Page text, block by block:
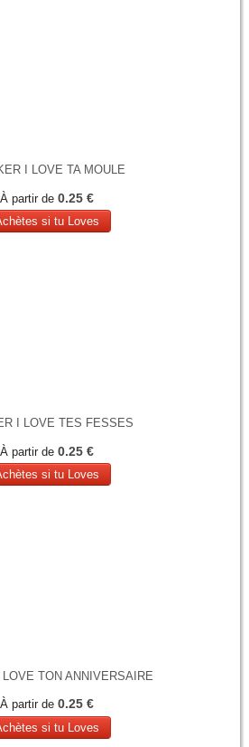
I LOVE TA MOULE
À partir de 0.25 €
si tu Loves
I LOVE TES FESSES
À partir de 0.25 €
si tu Loves
TON ANNIVERSAIRE
À partir de 0.25 €
si tu Loves